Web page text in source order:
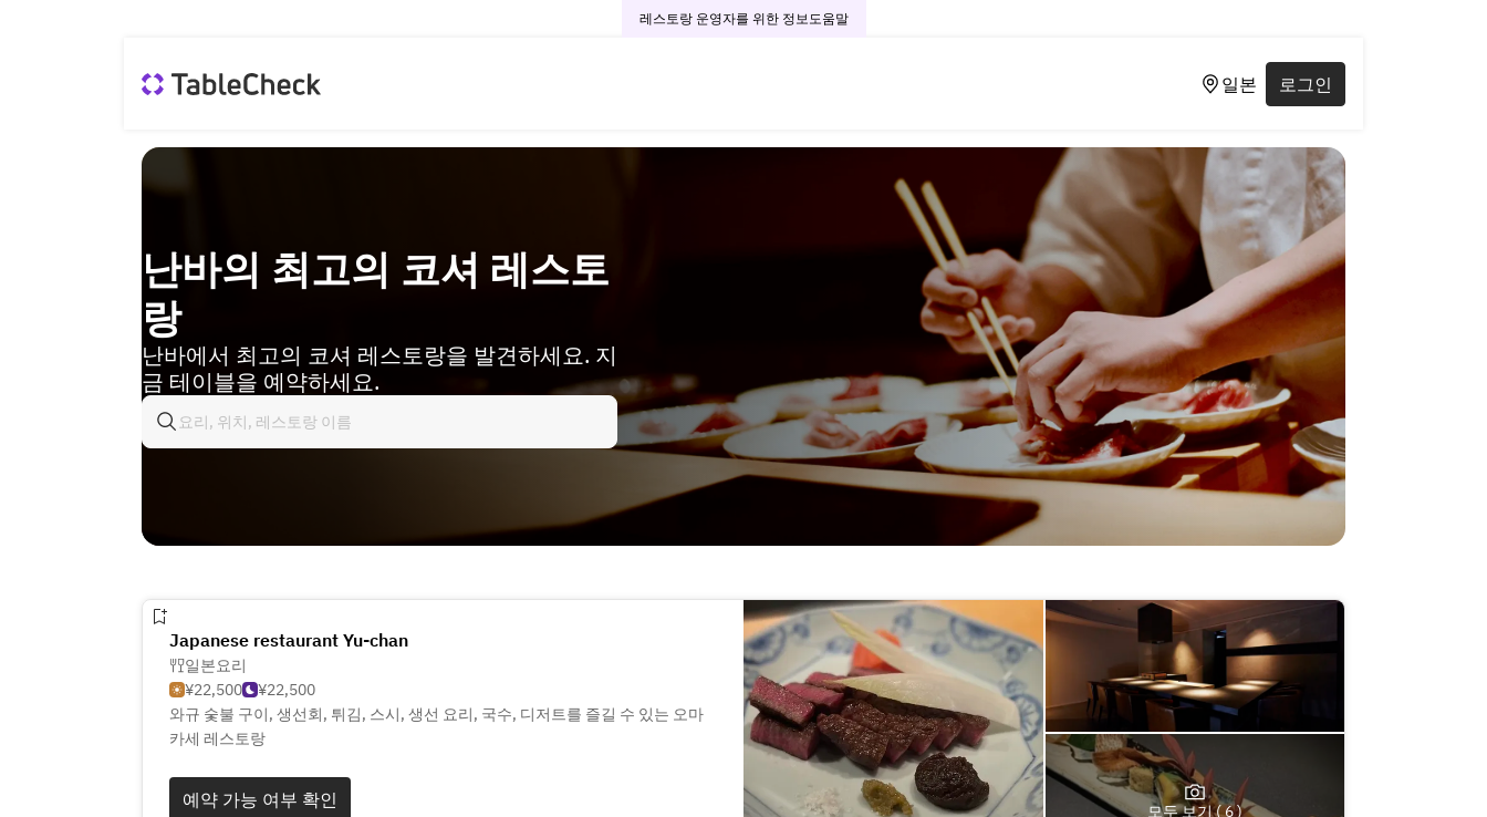
레스토랑 운영자를 위한 정보도움말
일본 로그인
난바의 최고의 코셔 레스토
랑
난바에서 최고의 코셔 레스토랑을 발견하세요. 지
금 테이블을 예약하세요.
Japanese restaurant Yu-chan
일본요리
¥22,500
¥22,500
와규 숯불 구이, 생선회, 튀김, 스시, 생선 요리, 국수, 디저트를 즐길 수 있는 오마
카세 레스토랑
예약 가능 여부 확인
모두 보기 ( 6 )